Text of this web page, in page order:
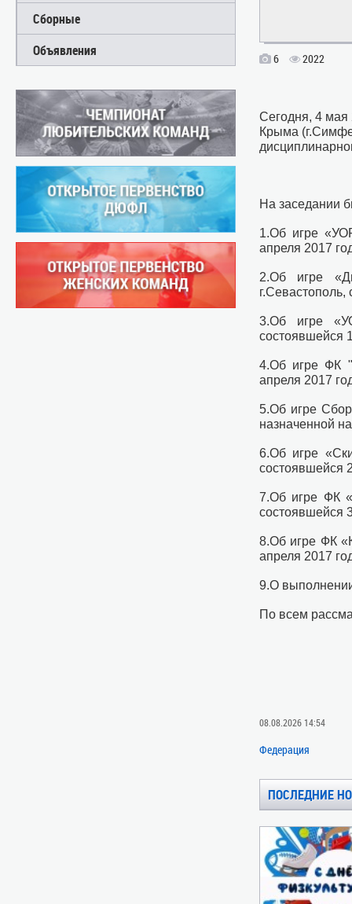
Сборные
Объявления
6 2022
Сегодня, 4 мая
Крыма
На заседании
1.Об игре
апреля 2017
2.Об игре
3.Об игре
состоявшейся
4.Об игре ФК
апреля 2017
5.Об игре
назначенной
6.Об игре
состоявшейся
7.Об игре ФК
состоявшейся
8.Об игре ФК
апреля 2017
9.О
По всем
08.08.2026 14:54
Федерация
ПОСЛЕДНИЕ